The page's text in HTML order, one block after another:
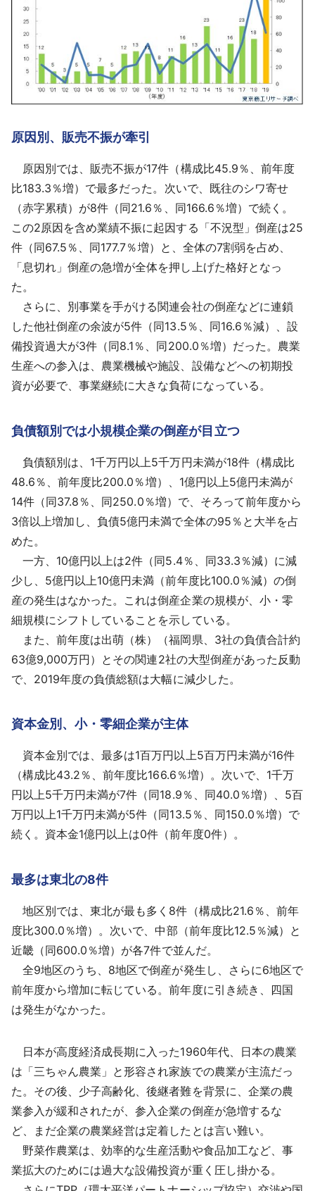
原因別、販売不振が牽引
原因別では、販売不振が17件（構成比45.9％、前年度
比183.3％増）で最多だった。次いで、既往のシワ寄せ
（赤字累積）が8件（同21.6％、同166.6％増）で続く。
この2原因を含め業績不振に起因する「不況型」倒産は25
件（同67.5％、同177.7％増）と、全体の7割弱を占め、
「息切れ」倒産の急増が全体を押し上げた格好となっ
た。
さらに、別事業を手がける関連会社の倒産などに連鎖
した他社倒産の余波が5件（同13.5％、同16.6％減）、設
備投資過大が3件（同8.1％、同200.0％増）だった。農業
生産への参入は、農業機械や施設、設備などへの初期投
資が必要で、事業継続に大きな負荷になっている。
負債額別では小規模企業の倒産が目立つ
負債額別は、1千万円以上5千万円未満が18件（構成比
48.6％、前年度比200.0％増）、1億円以上5億円未満が
14件（同37.8％、同250.0％増）で、そろって前年度から
3倍以上増加し、負債5億円未満で全体の95％と大半を占
めた。
一方、10億円以上は2件（同5.4％、同33.3％減）に減
少し、5億円以上10億円未満（前年度比100.0％減）の倒
産の発生はなかった。これは倒産企業の規模が、小・零
細規模にシフトしていることを示している。
また、前年度は出萌（株）（福岡県、3社の負債合計約
63億9,000万円）とその関連2社の大型倒産があった反動
で、2019年度の負債総額は大幅に減少した。
資本金別、小・零細企業が主体
資本金別では、最多は1百万円以上5百万円未満が16件
（構成比43.2％、前年度比166.6％増）。次いで、1千万
円以上5千万円未満が7件（同18.9％、同40.0％増）、5百
万円以上1千万円未満が5件（同13.5％、同150.0％増）で
続く。資本金1億円以上は0件（前年度0件）。
最多は東北の8件
地区別では、東北が最も多く8件（構成比21.6％、前年
度比300.0％増）。次いで、中部（前年度比12.5％減）と
近畿（同600.0％増）が各7件で並んだ。
全9地区のうち、8地区で倒産が発生し、さらに6地区で
前年度から増加に転じている。前年度に引き続き、四国
は発生がなかった。
日本が高度経済成長期に入った1960年代、日本の農業
は「三ちゃん農業」と形容され家族での農業が主流だっ
た。その後、少子高齢化、後継者難を背景に、企業の農
業参入が緩和されたが、参入企業の倒産が急増するな
ど、まだ企業の農業経営は定着したとは言い難い。
野菜作農業は、効率的な生産活動や食品加工など、事
業拡大のためには過大な設備投資が重く圧し掛かる。